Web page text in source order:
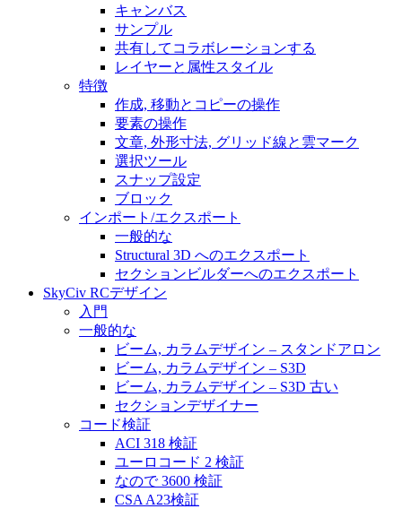
キャンバス
サンプル
共有してコラボレーションする
レイヤーと属性スタイル
特徴
作成, 移動とコピーの操作
要素の操作
文章, 外形寸法, グリッド線と雲マーク
選択ツール
スナップ設定
ブロック
インポート/エクスポート
一般的な
Structural 3D へのエクスポート
セクションビルダーへのエクスポート
SkyCiv RCデザイン
入門
一般的な
ビーム, カラムデザイン – スタンドアロン
ビーム, カラムデザイン – S3D
ビーム, カラムデザイン – S3D 古い
セクションデザイナー
コード検証
ACI 318 検証
ユーロコード 2 検証
なので 3600 検証
CSA A23検証